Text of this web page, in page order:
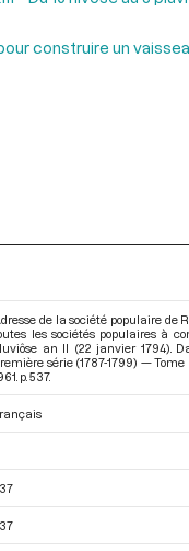
construire un
de la société populaire de
les sociétés populaires à
an II (22 janvier 1794).
série (1787-1799) —
p. 537.